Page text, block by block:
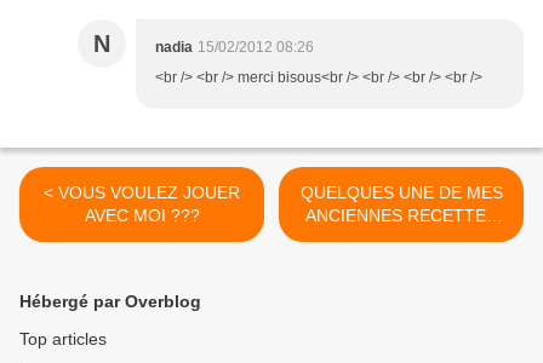
N nadia 15/02/2012 08:26
<br /> <br /> merci bisous<br /> <br /> <br /> <br />
< VOUS VOULEZ JOUER
AVEC MOI ???
QUELQUES UNE DE MES
ANCIENNES RECETTES
..... >
Hébergé par Overblog
Top articles